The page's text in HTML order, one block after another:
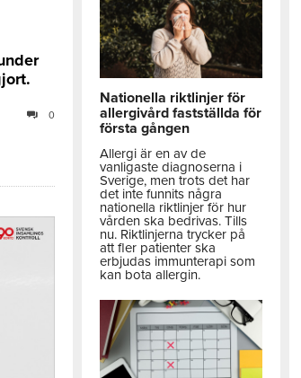
0
Nationella riktlinjer för
allergivård fastställda för
första gången
Allergi är en av de
vanligaste diagnoserna i
Sverige, men trots det har
det inte funnits några
nationella riktlinjer för hur
vården ska bedrivas. Tills
nu. Riktlinjerna trycker på
att fler patienter ska
erbjudas immunterapi som
kan bota allergin.